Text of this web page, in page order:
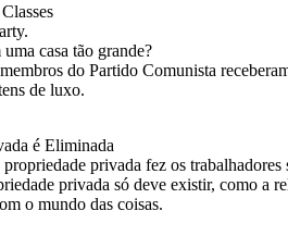
casa tão grande?
do Partido Comunista
de luxo.
é Eliminada
privada fez os trabalhadores
privada só deve existir, como a
o mundo das coisas.